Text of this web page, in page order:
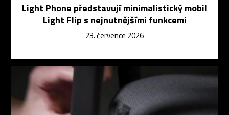
Light Phone představují minimalistický mobil
Light Flip s nejnutnějšími funkcemi
23. července 2026